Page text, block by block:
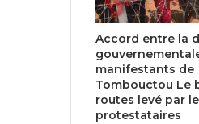
Accord entre la
manifestants de
Tombouctou Le
routes levé par
protestataires